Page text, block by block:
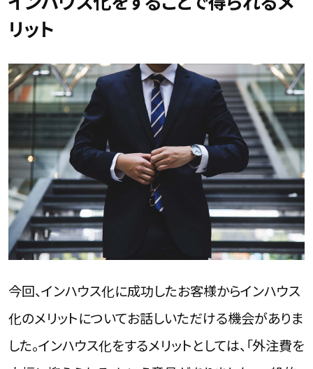
リット
今回、インハウス化に成功したお客様からインハウス
化のメリットについてお話しいただける機会がありま
した。インハウス化をするメリットとしては、「外注費を